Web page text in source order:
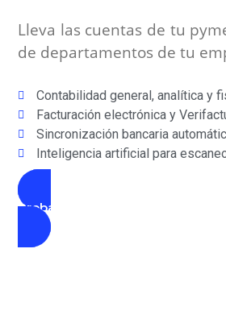
Lleva las cuentas de tu
de departamentos de tu
Contabilidad general, analítica y
Facturación electrónica y
Sincronización bancaria
Inteligencia artificial para
Probar Demo Gratis